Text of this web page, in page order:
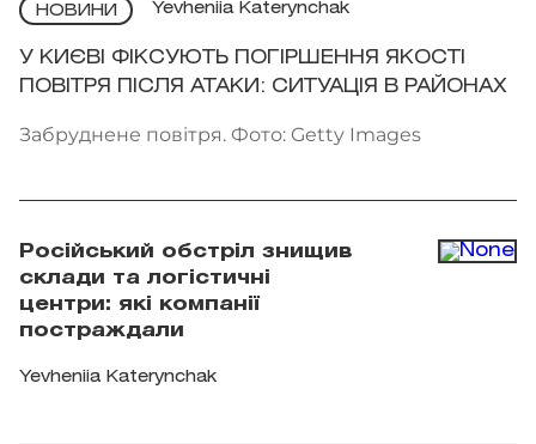
НОВИНИ Yevheniia Katerynchak
У КИЄВІ ФІКСУЮТЬ ПОГІРШЕННЯ ЯКОСТІ
ПОВІТРЯ ПІСЛЯ АТАКИ: СИТУАЦІЯ В РАЙОНАХ
Забруднене повітря. Фото: Getty Images
Російський обстріл знищив
склади та логістичні
центри: які компанії
постраждали
Yevheniia Katerynchak